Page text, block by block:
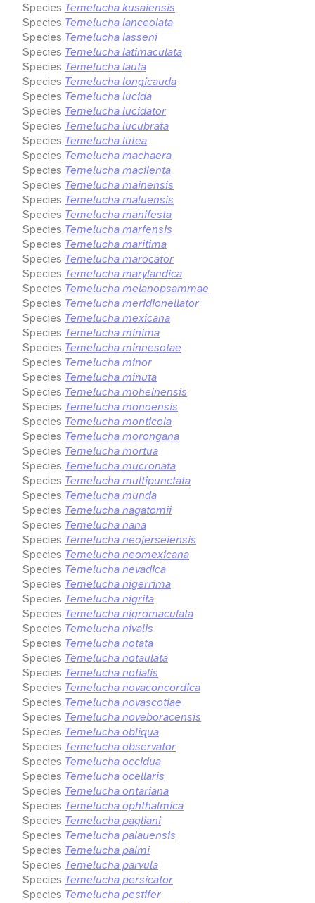
Species Temelucha kusaiensis
Species Temelucha lanceolata
Species Temelucha lasseni
Species Temelucha latimaculata
Species Temelucha lauta
Species Temelucha longicauda
Species Temelucha lucida
Species Temelucha lucidator
Species Temelucha lucubrata
Species Temelucha lutea
Species Temelucha machaera
Species Temelucha macilenta
Species Temelucha mainensis
Species Temelucha maluensis
Species Temelucha manifesta
Species Temelucha marfensis
Species Temelucha maritima
Species Temelucha marocator
Species Temelucha marylandica
Species Temelucha melanopsammae
Species Temelucha meridionellator
Species Temelucha mexicana
Species Temelucha minima
Species Temelucha minnesotae
Species Temelucha minor
Species Temelucha minuta
Species Temelucha mohelnensis
Species Temelucha monoensis
Species Temelucha monticola
Species Temelucha morongana
Species Temelucha mortua
Species Temelucha mucronata
Species Temelucha multipunctata
Species Temelucha munda
Species Temelucha nagatomii
Species Temelucha nana
Species Temelucha neojerseiensis
Species Temelucha neomexicana
Species Temelucha nevadica
Species Temelucha nigerrima
Species Temelucha nigrita
Species Temelucha nigromaculata
Species Temelucha nivalis
Species Temelucha notata
Species Temelucha notaulata
Species Temelucha notialis
Species Temelucha novaconcordica
Species Temelucha novascotiae
Species Temelucha noveboracensis
Species Temelucha obliqua
Species Temelucha observator
Species Temelucha occidua
Species Temelucha ocellaris
Species Temelucha ontariana
Species Temelucha ophthalmica
Species Temelucha pagliani
Species Temelucha palauensis
Species Temelucha palmi
Species Temelucha parvula
Species Temelucha persicator
Species Temelucha pestifer